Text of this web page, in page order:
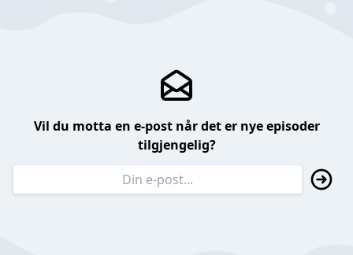
Vil du motta en e-post når det er nye episoder
tilgjengelig?